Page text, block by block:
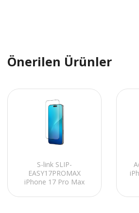
Önerilen Ürünler
S-link SLIP-
EASY17PROMAX
iPhone 17 Pro Max
Koruyucu